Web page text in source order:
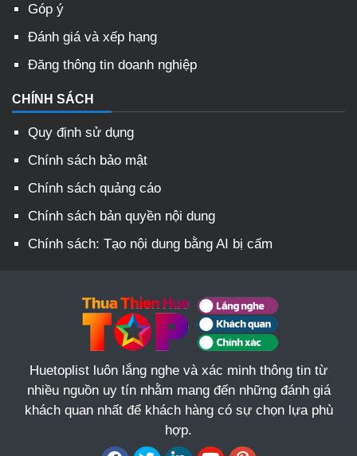
Góp ý
Đánh giá và xếp hạng
Đăng thông tin doanh nghiệp
CHÍNH SÁCH
Quy định sử dụng
Chính sách bảo mật
Chính sách quảng cáo
Chính sách bản quyền nội dung
Chính sách: Tạo nội dung bằng AI bị cấm
Huetoplist luôn lắng nghe và xác minh thông tin từ
nhiều nguồn uy tín nhằm mang đến những đánh giá
khách quan nhất để khách hàng có sự chọn lựa phù
hợp.